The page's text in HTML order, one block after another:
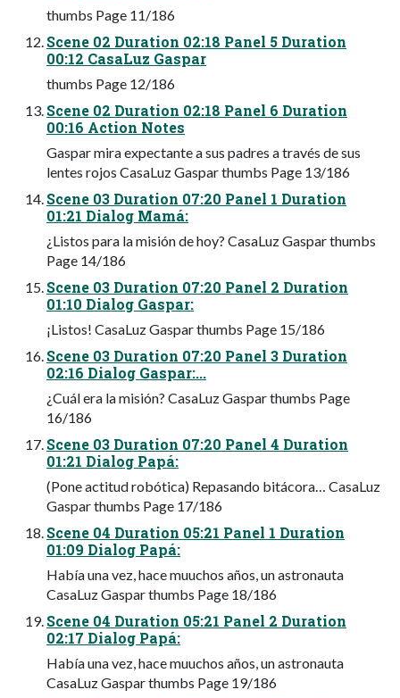
thumbs Page 11/186
Scene 02 Duration 02:18 Panel 5 Duration
00:12 CasaLuz Gaspar
thumbs Page 12/186
Scene 02 Duration 02:18 Panel 6 Duration
00:16 Action Notes
Gaspar mira expectante a sus padres a través de sus
lentes rojos CasaLuz Gaspar thumbs Page 13/186
Scene 03 Duration 07:20 Panel 1 Duration
01:21 Dialog Mamá:
¿Listos para la misión de hoy? CasaLuz Gaspar thumbs
Page 14/186
Scene 03 Duration 07:20 Panel 2 Duration
01:10 Dialog Gaspar:
¡Listos! CasaLuz Gaspar thumbs Page 15/186
Scene 03 Duration 07:20 Panel 3 Duration
02:16 Dialog Gaspar:...
¿Cuál era la misión? CasaLuz Gaspar thumbs Page
16/186
Scene 03 Duration 07:20 Panel 4 Duration
01:21 Dialog Papá:
(Pone actitud robótica) Repasando bitácora… CasaLuz
Gaspar thumbs Page 17/186
Scene 04 Duration 05:21 Panel 1 Duration
01:09 Dialog Papá:
Había una vez, hace muuchos años, un astronauta
CasaLuz Gaspar thumbs Page 18/186
Scene 04 Duration 05:21 Panel 2 Duration
02:17 Dialog Papá:
Había una vez, hace muuchos años, un astronauta
CasaLuz Gaspar thumbs Page 19/186